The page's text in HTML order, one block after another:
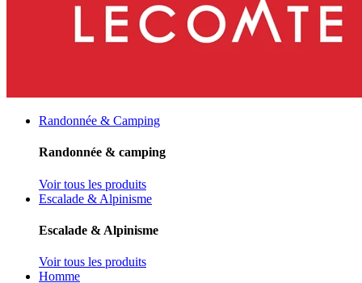
Randonnée & Camping
Randonnée & camping
Voir tous les produits
Escalade & Alpinisme
Escalade & Alpinisme
Voir tous les produits
Homme